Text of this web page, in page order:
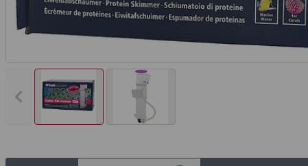
Vorheriges Bild anzeigen